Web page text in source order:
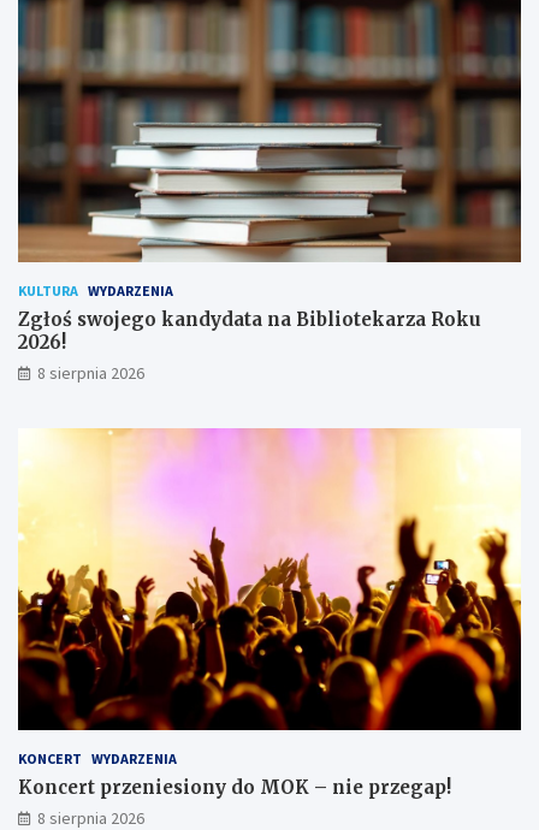
!h
u
ż
o
n
i
ó
w
KULTURA WYDARZENIA
Zgłoś swojego kandydata na Bibliotekarza Roku
2026!
8 sierpnia 2026
KONCERT WYDARZENIA
Koncert przeniesiony do MOK – nie przegap!
8 sierpnia 2026